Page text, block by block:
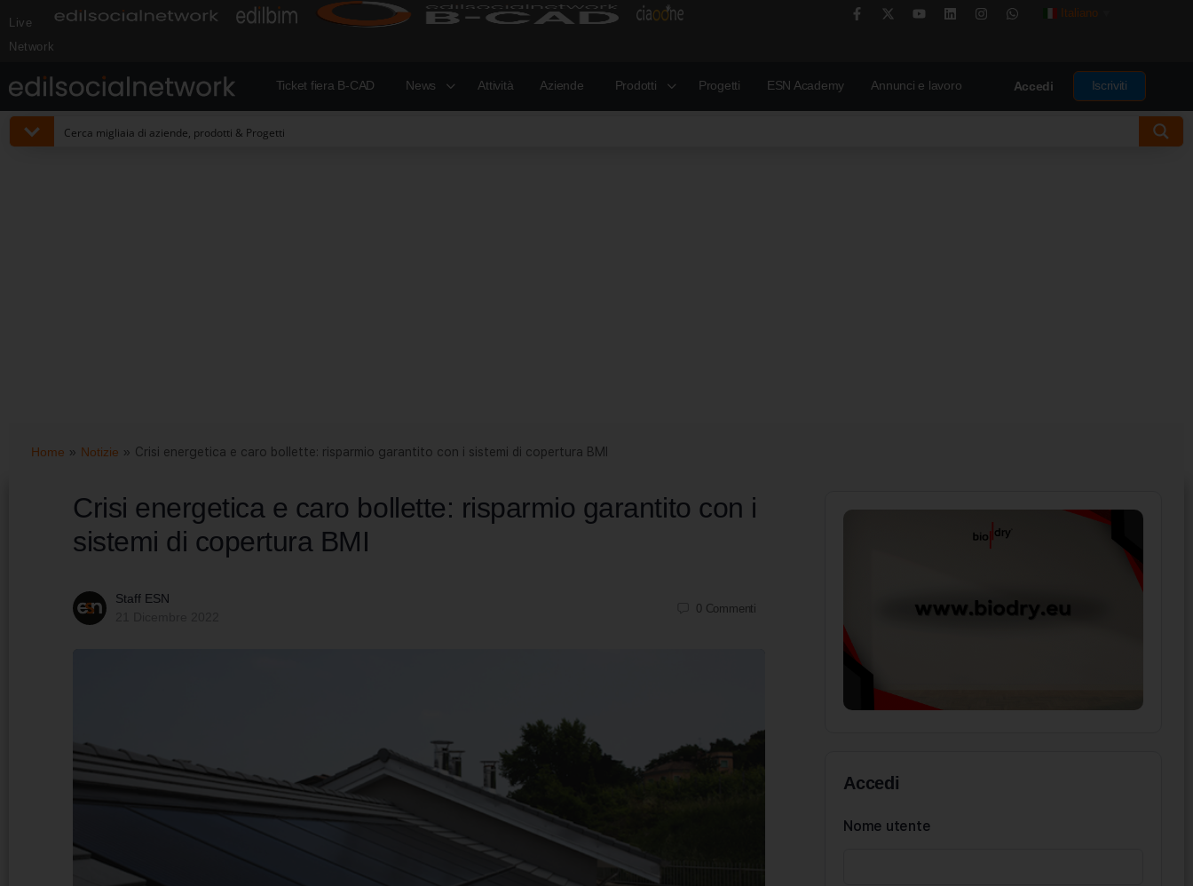
Live
Network
Italiano
Ticket fiera B-CAD News Attività Aziende Prodotti Progetti ESN Academy Annunci e lavoro Accedi Iscriviti
Home » Notizie » Crisi energetica e caro bollette: risparmio garantito con i sistemi di copertura BMI
Crisi energetica e caro bollette: risparmio garantito con i
sistemi di copertura BMI
Staff ESN
0 Commenti
Accedi
Nome utente